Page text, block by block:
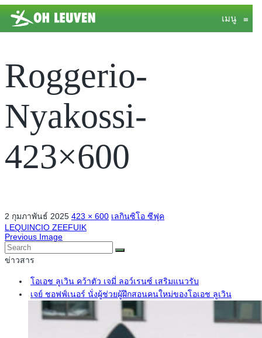
เมนู ≡
Roggerio-
Nyakossi-
423×600
2 กุมภาพันธ์ 2025 423 × 600 เลกินซิโอ ซีฟุค
LEQUINCIO ZEEFUIK
Previous Image
ข่าวสาร
โอเอช ลูเวิน คว้าตัว เจมี่ ลอว์เรนซ์ เสริมแนวรับ
เจย์ ชอฟฟ์เนอร์ นั่งผู้ช่วยผู้ฝึกสอนคนใหม่ของโอเอช ลูเวิน